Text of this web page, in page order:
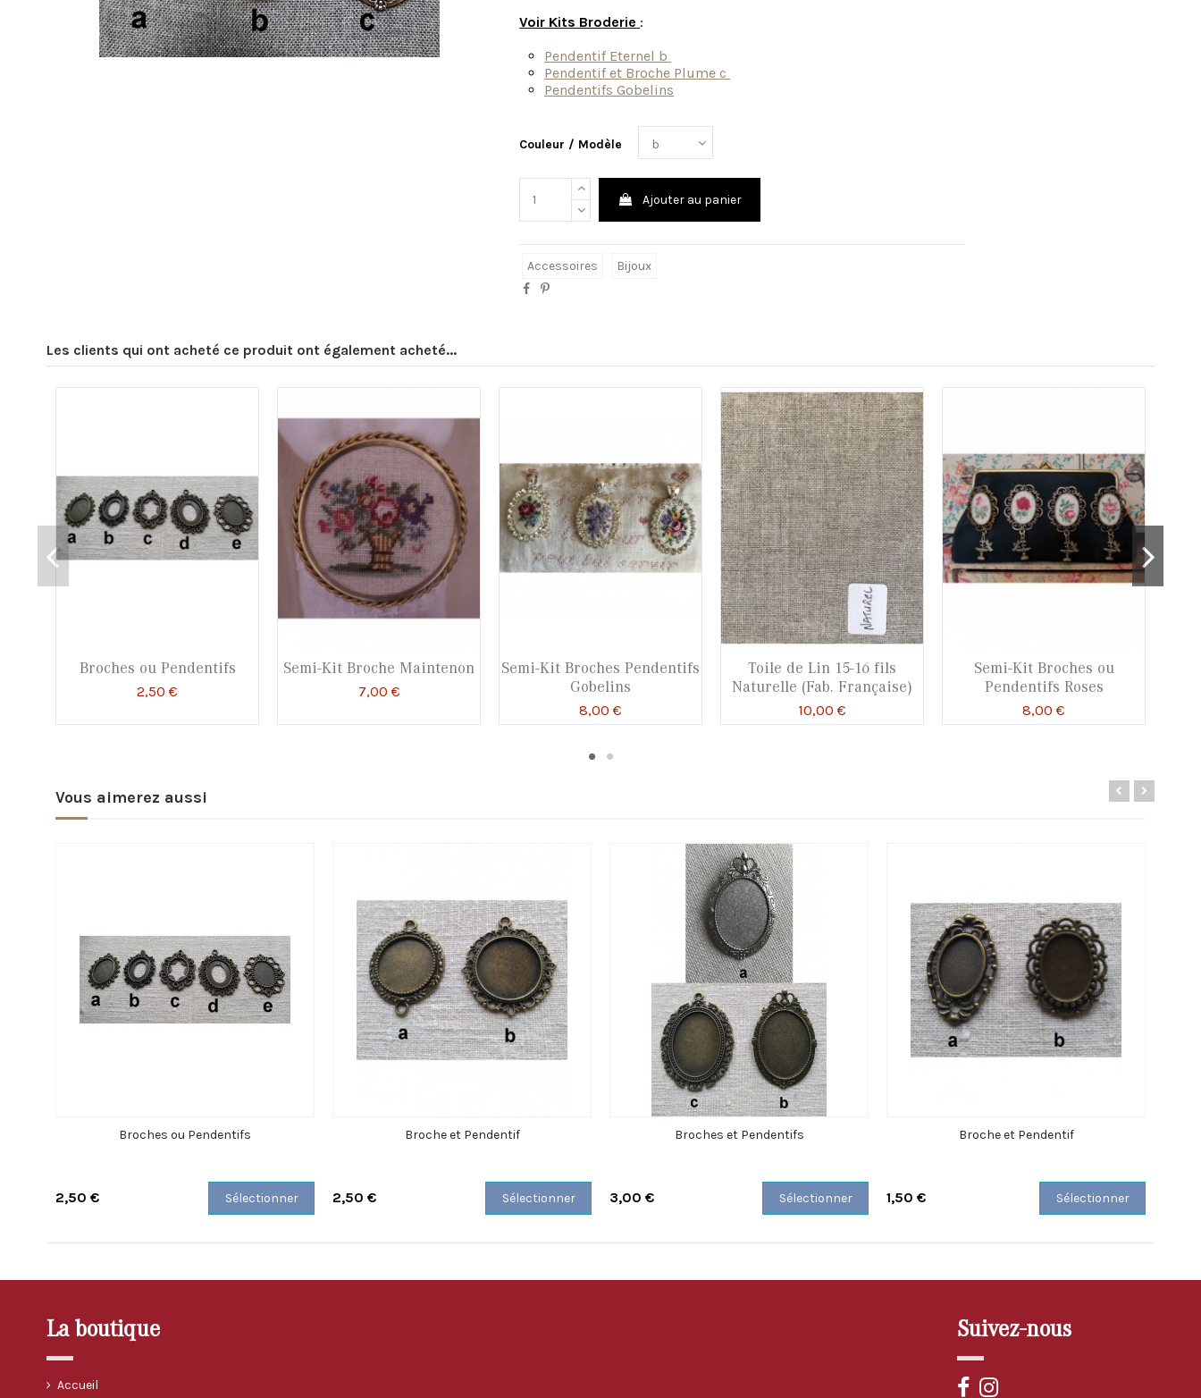
Voir Kits Broderie :
Pendentif Eternel b
Pendentif et Broche Plume c
Pendentifs Gobelins
Couleur / Modèle
Ajouter au panier
Accessoires Bijoux
Les clients qui ont acheté ce produit ont également acheté...
Broches ou Pendentifs
2,50 €
Semi-Kit Broche Maintenon
7,00 €
Semi-Kit Broches Pendentifs
Gobelins
8,00 €
Toile de Lin 15-16 fils
Naturelle (Fab. Française)
10,00 €
Semi-Kit Broches ou
Pendentifs Roses
8,00 €
Vous aimerez aussi
Broches ou Pendentifs
2,50 € Sélectionner
Broche et Pendentif
2,50 € Sélectionner
Broches et Pendentifs
3,00 € Sélectionner
Broche et Pendentif
1,50 € Sélectionner
La boutique
Accueil
Suivez-nous